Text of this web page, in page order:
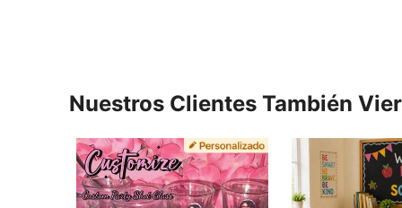
Nuestros Clientes También